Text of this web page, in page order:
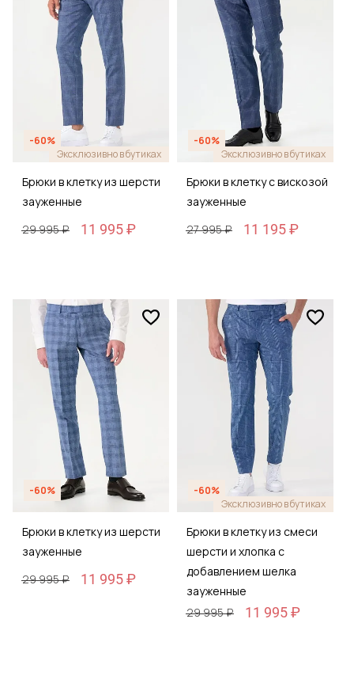
-60%
Эксклюзивно в бутиках
Брюки в клетку из шерсти
зауженные
29 995 ₽
11 995 ₽
-60%
Эксклюзивно в бутиках
Брюки в клетку с вискозой
зауженные
27 995 ₽
11 195 ₽
-60%
Брюки в клетку из шерсти
зауженные
29 995 ₽
11 995 ₽
-60%
Эксклюзивно в бутиках
Брюки в клетку из смеси
шерсти и хлопка с
добавлением шелка
зауженные
29 995 ₽
11 995 ₽